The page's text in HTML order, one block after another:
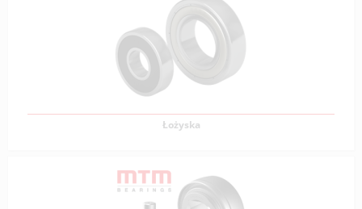
Łańcuchy rolkowe to nieodłączny element wielu
mechanizmów przemysłowych, charakteryzujący
Łożyska
Łożyska